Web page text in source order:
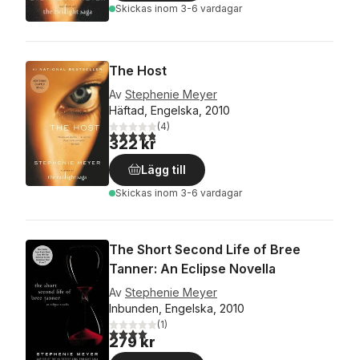
Skickas inom 3-6 vardagar
The Host
Av Stephenie Meyer
Häftad, Engelska, 2010
4,8utav 5 stjärnor. Totalt antal röster:
(4)
322 kr
Lägg till
Skickas inom 3-6 vardagar
The Short Second Life of Bree
Tanner: An Eclipse Novella
Av Stephenie Meyer
Inbunden, Engelska, 2010
4,0utav 5 stjärnor. Totalt antal röster:
(1)
279 kr